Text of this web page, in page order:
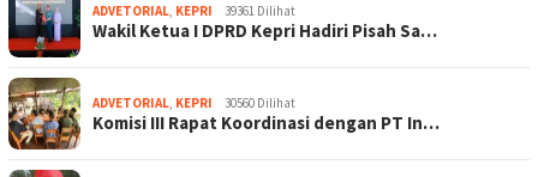
ADVETORIAL KEPRI 39361 Dilihat
Wakil Ketua I DPRD Kepri Hadiri Pisah Sa…
ADVETORIAL KEPRI 30560 Dilihat
Komisi III Rapat Koordinasi dengan PT In…